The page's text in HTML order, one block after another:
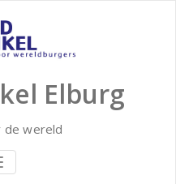
Elburg
de wereld